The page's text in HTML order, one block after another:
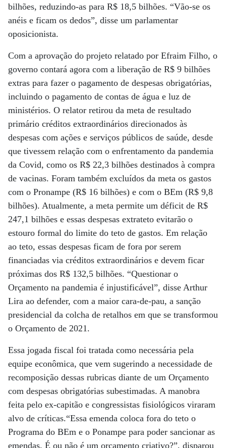
bilhões, reduzindo-as para R$ 18,5 bilhões. “Vão-se os
anéis e ficam os dedos”, disse um parlamentar
oposicionista.
Com a aprovação do projeto relatado por Efraim Filho, o
governo contará agora com a liberação de R$ 9 bilhões
extras para fazer o pagamento de despesas obrigatórias,
incluindo o pagamento de contas de água e luz de
ministérios. O relator retirou da meta de resultado
primário créditos extraordinários direcionados às
despesas com ações e serviços públicos de saúde, desde
que tivessem relação com o enfrentamento da pandemia
da Covid, como os R$ 22,3 bilhões destinados à compra
de vacinas. Foram também excluídos da meta os gastos
com o Pronampe (R$ 16 bilhões) e com o BEm (R$ 9,8
bilhões). Atualmente, a meta permite um déficit de R$
247,1 bilhões e essas despesas extrateto evitarão o
estouro formal do limite do teto de gastos. Em relação
ao teto, essas despesas ficam de fora por serem
financiadas via créditos extraordinários e devem ficar
próximas dos R$ 132,5 bilhões. “Questionar o
Orçamento na pandemia é injustificável”, disse Arthur
Lira ao defender, com a maior cara-de-pau, a sanção
presidencial da colcha de retalhos em que se transformou
o Orçamento de 2021.
Essa jogada fiscal foi tratada como necessária pela
equipe econômica, que vem sugerindo a necessidade de
recomposição dessas rubricas diante de um Orçamento
com despesas obrigatórias subestimadas. A manobra
feita pelo ex-capitão e congressistas fisiológicos viraram
alvo de críticas.“Essa emenda coloca fora do teto o
Programa do BEm e o Ponampe para poder sancionar as
emendas. É ou não é um orçamento criativo?”, disparou